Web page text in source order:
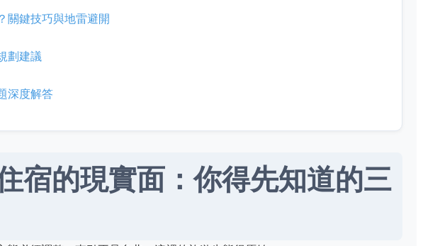
關鍵技巧與地雷避開
劃建議
深度解答
宿的現實面：你得先知道的三